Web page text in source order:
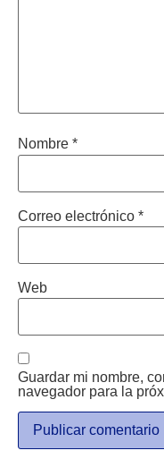
Nombre *
Correo electrónico *
Web
Guardar mi nombre,
navegador para la